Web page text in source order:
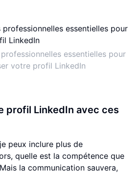
essentielles pour
votre profil LinkedIn
profil LinkedIn avec ces
peux inclure plus de
quelle est la compétence que
la communication sauvera,